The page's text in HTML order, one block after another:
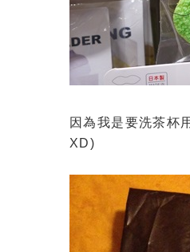
因為我是要洗茶杯
XD)